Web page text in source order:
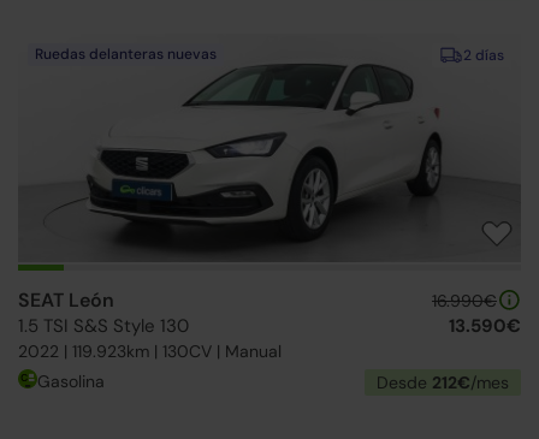
2 días
Ruedas delanteras nuevas
SEAT León
1.5 TSI S&S Style 130
2022 | 119.923km | 130CV | Manual
16.990€
13.590€
Gasolina Desde 212€/mes